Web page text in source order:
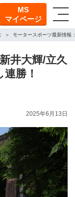
MS
マイページ
モータースポーツ最新情報
井大輝/立久
勝！
2025年6月13日